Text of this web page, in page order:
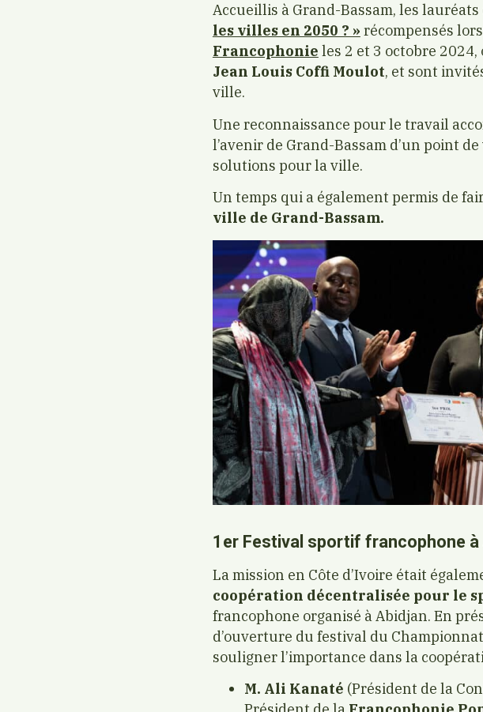
Accueillis à Grand-Bassam, les lauréats
les villes en 2050 ? » récompensés
Francophonie les 2 et 3 octobre
Jean Louis Coffi Moulot, et sont
ville.
Une reconnaissance pour le travail
l’avenir de Grand-Bassam d’un point
solutions pour la ville.
Un temps qui a également permis de
ville de Grand-Bassam.
1er Festival sportif francophone à
La mission en Côte d’Ivoire était
coopération décentralisée pour le
francophone organisé à Abidjan. En
d’ouverture du festival du
souligner l’importance dans la
M. Ali Kanaté (Président de la